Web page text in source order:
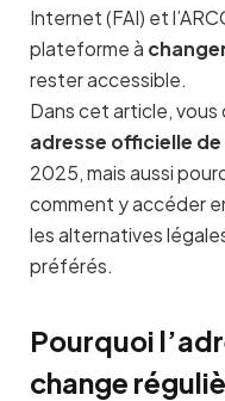
Internet (FAI) et
plateforme à
rester accessible.
Dans cet article, vous
adresse officielle de
2025, mais aussi
comment y accéder
les alternatives
préférés.
Pourquoi
change